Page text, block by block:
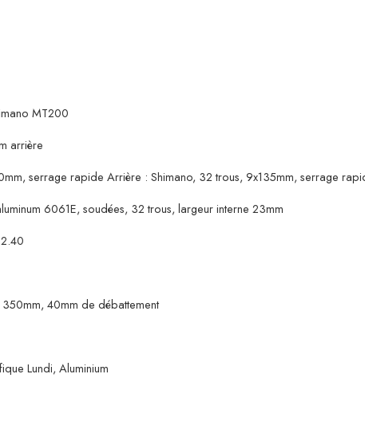
MT200
arrière
serrage rapide Arrière : Shimano, 32 trous, 9x135mm, serrage
6061E, soudées, 32 trous, largeur interne 23mm
40mm de débattement
Lundi, Aluminium